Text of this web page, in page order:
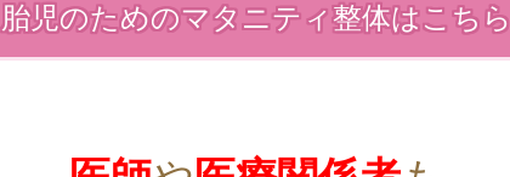
胎児のためのマタニティ整体はこちら